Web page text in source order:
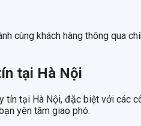
cùng khách hàng thông qua
tại Hà Nội
tại Hà Nội, đặc biệt với các
yên tâm giao phó.